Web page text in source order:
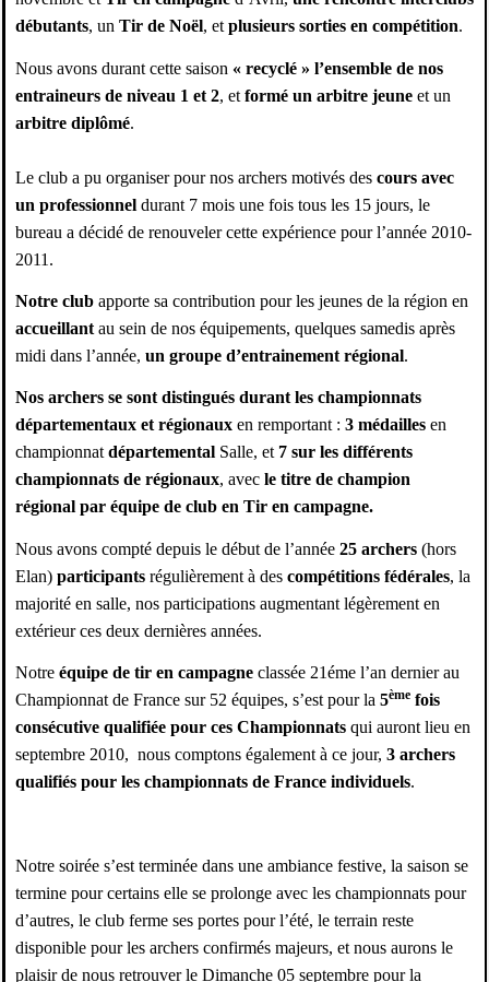
débutants, un Tir de Noël, et plusieurs sorties en compétition.
Nous avons durant cette saison « recyclé » l’ensemble de nos
entraineurs de niveau 1 et 2, et formé un arbitre jeuneet un
arbitre diplômé.
Le club a pu organiser pour nos archers motivés des cours avec
un professionneldurant 7 mois une fois tous les 15 jours, le
bureau a décidé de renouveler cette expérience pour l’année 2010-
2011.
Notre clubapporte sa contribution pour les jeunes de la région en
accueillantau sein de nos équipements, quelques samedis après
midi dans l’année, un groupe d’entrainement régional.
Nos archers se sont distingués durant les championnats
départementaux et régionauxen remportant : 3 médaillesen
championnat départementalSalle, et 7 sur les différents
championnats de régionaux, avec le titre de champion
régional par équipe de club en Tir en campagne.
Nous avons compté depuis le début de l’année 25 archers(hors
Elan) participantsrégulièrement à des compétitions fédérales, la
majorité en salle, nos participations augmentant légèrement en
extérieur ces deux dernières années.
Notre équipe de tir en campagneclassée 21éme l’an dernier au
Championnat de France sur 52 équipes, s’est pour la 5èmefois
consécutive qualifiée pour ces Championnatsqui auront lieu en
septembre 2010, nous comptons également à ce jour, 3 archers
qualifiés pour les championnats de France individuels.
Notre soirée s’est terminée dans une ambiance festive, la saison se
termine pour certains elle se prolonge avec les championnats pour
d’autres, le club ferme ses portes pour l’été, le terrain reste
disponible pour les archers confirmés majeurs, et nous aurons le
plaisir de nous retrouver le Dimanche 05 septembre pour la